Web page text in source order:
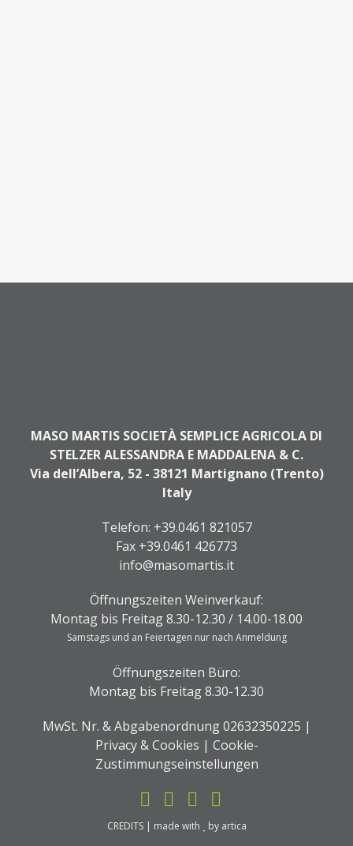
MASO MARTIS SOCIETÀ SEMPLICE AGRICOLA DI
STELZER ALESSANDRA E MADDALENA & C.
Via dell’Albera, 52 - 38121 Martignano (Trento)
Italy
Telefon: +39.0461 821057
Fax +39.0461 426773
info@masomartis.it
Öffnungszeiten Weinverkauf:
Montag bis Freitag 8.30-12.30 / 14.00-18.00
Samstags und an Feiertagen nur nach Anmeldung
Öffnungszeiten Büro:
Montag bis Freitag 8.30-12.30
MwSt. Nr. & Abgabenordnung 02632350225 |
Privacy & Cookies | Cookie-
Zustimmungseinstellungen
CREDITS | made with by artica